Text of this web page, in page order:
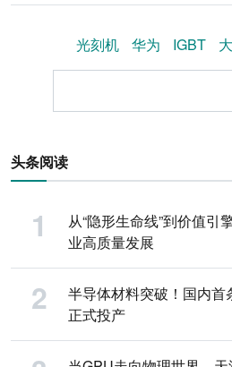
光刻机 华为 IGBT
头条阅读
从“隐形生命线”到价值引
业高质量发展
半导体材料突破！国内
正式投产